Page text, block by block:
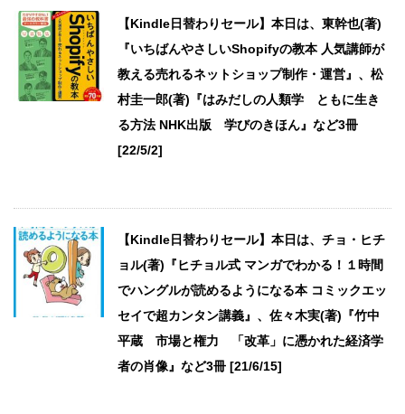
【Kindle日替わりセール】本日は、東幹也(著)
『いちばんやさしいShopifyの教本 人気講師が
教える売れるネットショップ制作・運営』、松
村圭一郎(著)『はみだしの人類学 ともに生き
る方法 NHK出版 学びのきほん』など3冊
[22/5/2]
【Kindle日替わりセール】本日は、チョ・ヒチ
ョル(著)『ヒチョル式 マンガでわかる！１時間
でハングルが読めるようになる本 コミックエッ
セイで超カンタン講義』、佐々木実(著)『竹中
平蔵 市場と権力 「改革」に憑かれた経済学
者の肖像』など3冊 [21/6/15]